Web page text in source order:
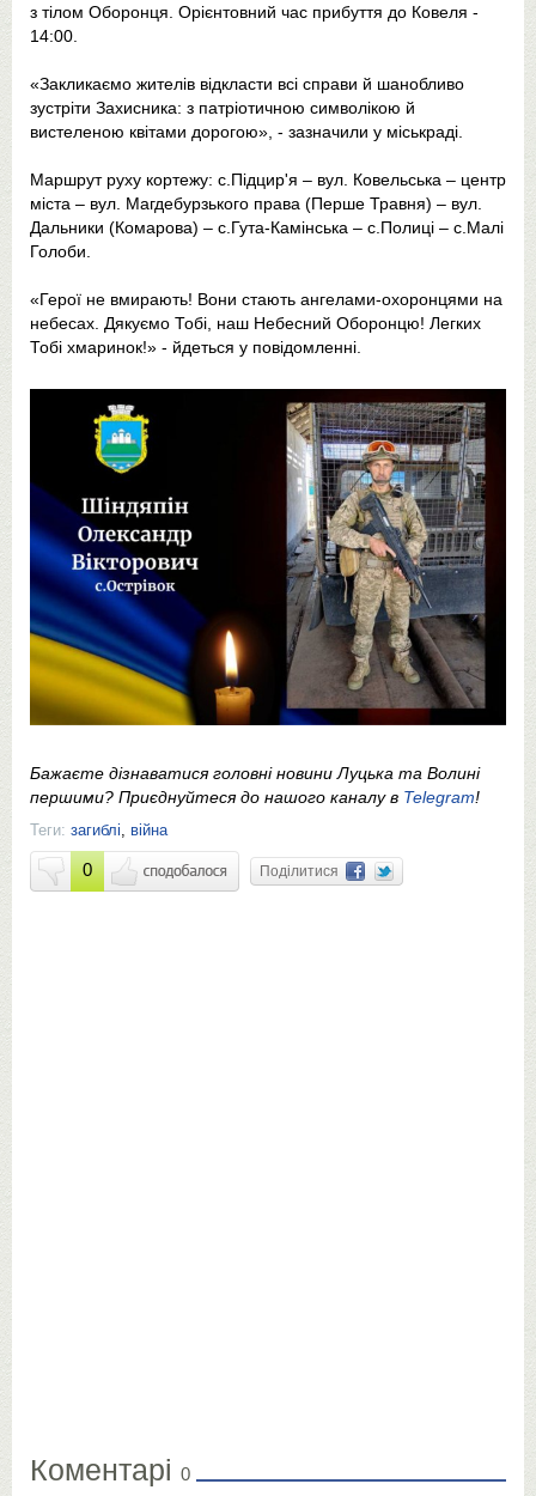
з тілом Оборонця. Орієнтовний час прибуття до Ковеля -
14:00.
«Закликаємо жителів відкласти всі справи й шанобливо
зустріти Захисника: з патріотичною символікою й
вистеленою квітами дорогою», - зазначили у міськраді.
Маршрут руху кортежу: с.Підцир'я – вул. Ковельська – центр
міста – вул. Магдебурзького права (Перше Травня) – вул.
Дальники (Комарова) – с.Гута-Камінська – с.Полиці – с.Малі
Голоби.
«Герої не вмирають! Вони стають ангелами-охоронцями на
небесах. Дякуємо Тобі, наш Небесний Оборонцю! Легких
Тобі хмаринок!» - йдеться у повідомленні.
Бажаєте дізнаватися головні новини Луцька та Волині
першими? Приєднуйтеся до нашого каналу в Telegram!
Теги: загиблі війна
0 Поділитися
Коментарі 0